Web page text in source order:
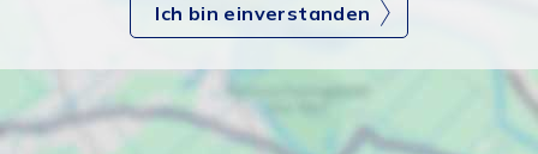
Ich bin einverstanden